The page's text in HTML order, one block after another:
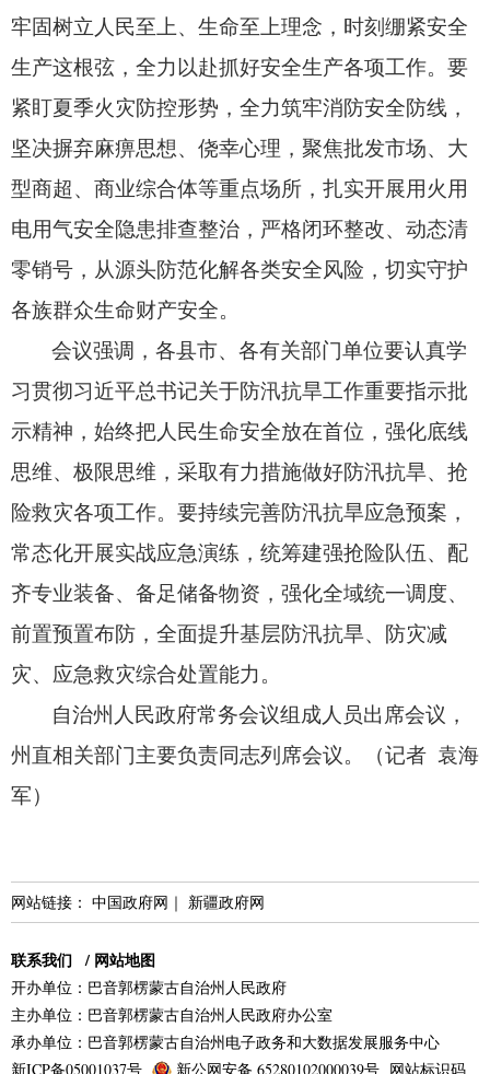
牢固树立人民至上、 生命至上理念， 时刻绷紧安全
生产这根弦， 全力以赴抓好安全生产各项工作。 要
紧盯夏季火灾防控形势， 全力筑牢消防安全防线，
坚决摒弃麻痹思想、 侥幸心理， 聚焦批发市场、 大
型商超、 商业综合体等重点场所， 扎实开展用火用
电用气安全隐患排查整治， 严格闭环整改、 动态清
零销号， 从源头防范化解各类安全风险， 切实守护
各族群众生命财产安全。
会议强调，各县市、各有关部门单位要认真学
习贯彻习近平总书记关于防汛抗旱工作重要指示批
示精神， 始终把人民生命安全放在首位， 强化底线
思维、 极限思维， 采取有力措施做好防汛抗旱、 抢
险救灾各项工作。 要持续完善防汛抗旱应急预案，
常态化开展实战应急演练， 统筹建强抢险队伍、 配
齐专业装备、 备足储备物资， 强化全域统一调度、
前置预置布防， 全面提升基层防汛抗旱、
防灾减
灾、 应急救灾综合处置能力。
自治州人民政府常务会议组成人员出席会议，
州直相关部门主要负责同志列席会议。
（记者 袁海
军）
网站链接： 中国政府网 ｜ 新疆政府网
联系我们 / 网站地图
开办单位：巴音郭楞蒙古自治州人民政府
主办单位：巴音郭楞蒙古自治州人民政府办公室
承办单位：巴音郭楞蒙古自治州电子政务和大数据发展服务中心
新ICP备05001037号
新公网安备 65280102000039号 网站标识码